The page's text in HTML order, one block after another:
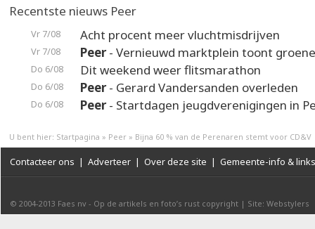
Recentste nieuws Peer
Vr 7/08 Acht procent meer vluchtmisdrijven
Vr 7/08 Peer- Vernieuwd marktplein toont
Do 6/08 Dit weekend weer flitsmarathon
Do 6/08 Peer- Gerard Vandersanden overleden
Do 6/08 Peer- Startdagen jeugdverenigingen in
U bent hier: Startpagina » Peer » Bijna 60 % van de Perenaren stemt voor CD&V
Contacteer ons | Adverteer | Over deze site | Gemeente-info & links
© 2004-2013 Faes nv - Op de artikels en foto’s rust copyright | Site: Webstylers